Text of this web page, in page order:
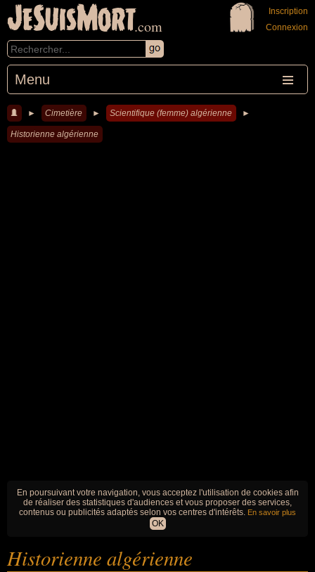
JeSuisMort.com
Menu
Inscription
Connexion
► Cimetière ► Scientifique (femme) algérienne ►
Historienne algérienne
En poursuivant votre navigation, vous acceptez l'utilisation de cookies afin
de réaliser des statistiques d'audiences et vous proposer des services,
contenus ou publicités adaptés selon vos centres d'intérêts. En savoir plus
OK
Historienne algérienne